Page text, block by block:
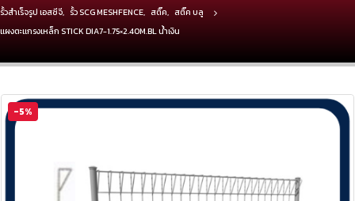
รั้วสำเร็จรูป เอสซีจี, รั้ว SCG MESHFENCE, สติ๊ค, สติ๊ค บลู
แผงตะแกรงเหล็ก STICK DIA7-1.75×2.40M.BL น้ำเงิน
-5%